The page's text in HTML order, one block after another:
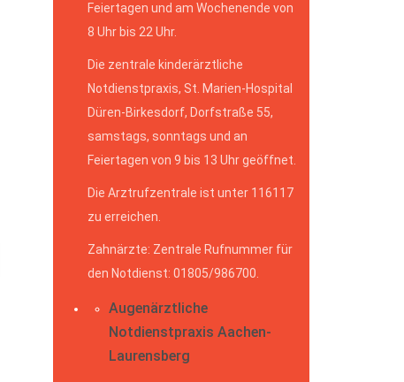
Feiertagen und am Wochenende von
8 Uhr bis 22 Uhr.
Die zentrale kinderärztliche
Notdienstpraxis, St. Marien-Hospital
Düren-Birkesdorf, Dorfstraße 55,
samstags, sonntags und an
Feiertagen von 9 bis 13 Uhr geöffnet.
Die Arztrufzentrale ist unter 116117
zu erreichen.
Zahnärzte: Zentrale Rufnummer für
den Notdienst: 01805/986700.
Augenärztliche
Notdienstpraxis Aachen-
Laurensberg